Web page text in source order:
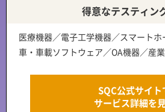
得意なテスティン
医療機器／電子工学機器／スマート
車・車載ソフトウェア／OA機器／産
SQC公式サイト
サービス詳細を